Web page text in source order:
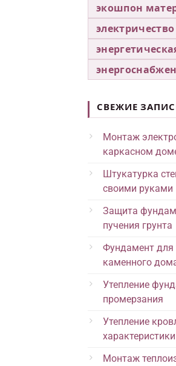
экошпон
электричество
СВЕЖИЕ
Монтаж
каркасном
Штукатурка
своими руками
Защита
пучения грунта
Фундамент для
каменного
Утепление
промерзания
Утепление
характеристики
Монтаж